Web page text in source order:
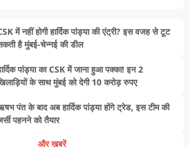
में नहीं होगी हार्दिक पांड्या की एंट्री? इस वजह से टूट
है मुंबई-चेन्नई की डील
पांड्या का CSK में जाना हुआ पक्का! इन 2
के साथ मुंबई को देगी 10 करोड़ रुपए
पंत के बाद अब हार्दिक पांड्या होंगे ट्रेड, इस टीम की
पहनने को तैयार
और खबरें